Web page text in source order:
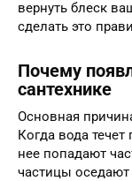
вернуть блеск
сделать это
Почему
сантехнике
Основная
Когда вода
нее попадают
частицы